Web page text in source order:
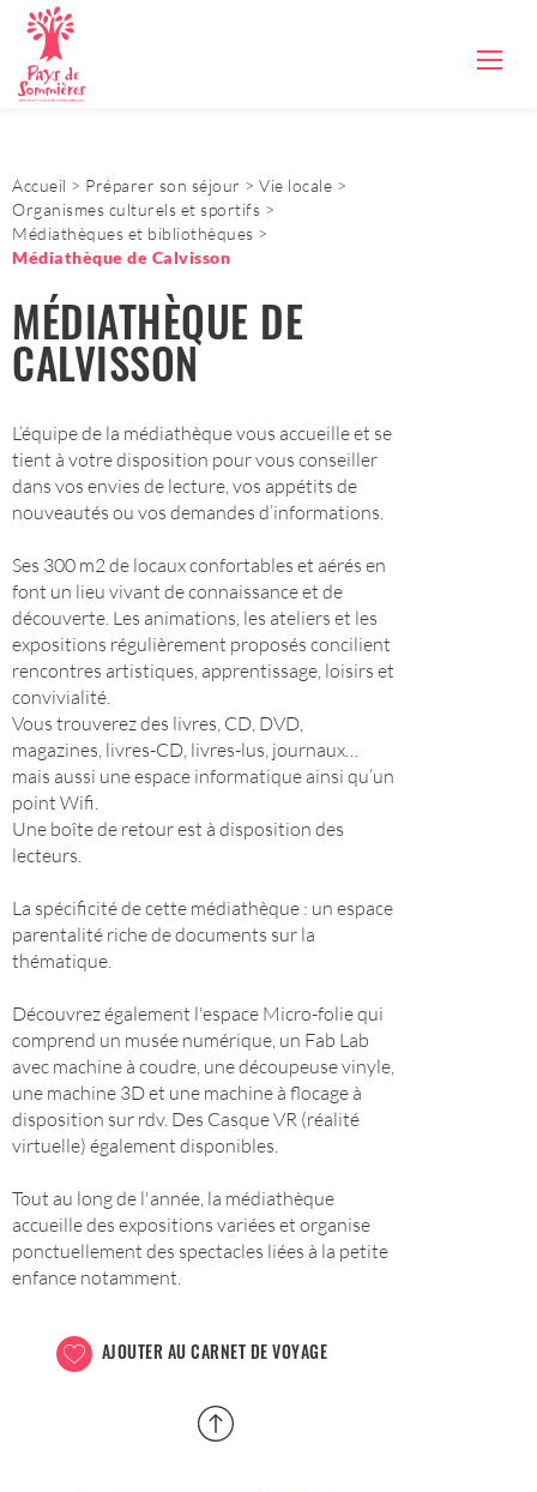
Accueil Préparer son séjour
Vie locale
Organismes culturels et sportifs
Médiathèques et bibliothèques
Médiathèque de Calvisson
MÉDIATHÈQUE DE
CALVISSON
L’équipe de la médiathèque vous accueille et se
tient à votre disposition pour vous conseiller
dans vos envies de lecture, vos appétits de
nouveautés ou vos demandes d’informations.
Ses 300 m2 de locaux confortables et aérés en
font un lieu vivant de connaissance et de
découverte. Les animations, les ateliers et les
expositions régulièrement proposés concilient
rencontres artistiques, apprentissage, loisirs et
convivialité.
Vous trouverez des livres, CD, DVD,
magazines, livres-CD, livres-lus, journaux…
mais aussi une espace informatique ainsi qu’un
point Wifi.
Une boîte de retour est à disposition des
lecteurs.
La spécificité de cette médiathèque : un espace
parentalité riche de documents sur la
thématique.
Découvrez également l'espace Micro-folie qui
comprend un musée numérique, un Fab Lab
avec machine à coudre, une découpeuse vinyle,
une machine 3D et une machine à flocage à
disposition sur rdv. Des Casque VR (réalité
virtuelle) également disponibles.
Tout au long de l'année, la médiathèque
accueille des expositions variées et organise
ponctuellement des spectacles liées à la petite
enfance notamment.
AJOUTER AU CARNET DE VOYAGE